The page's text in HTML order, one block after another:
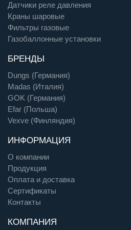
Датчики реле давления
Краны шаровые
Фильтры газовые
Газобаллонные установки
БРЕНДЫ
Dungs (Германия)
Madas (Италия)
GOK (Германия)
Efar (Польша)
Vexve (Финляндия)
ИНФОРМАЦИЯ
О компании
Продукция
Оплата и доставка
Сертификаты
Контакты
КОМПАНИЯ